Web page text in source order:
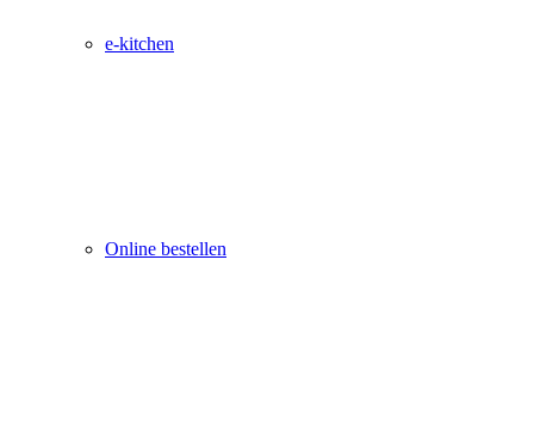
e-kitchen
Online bestellen